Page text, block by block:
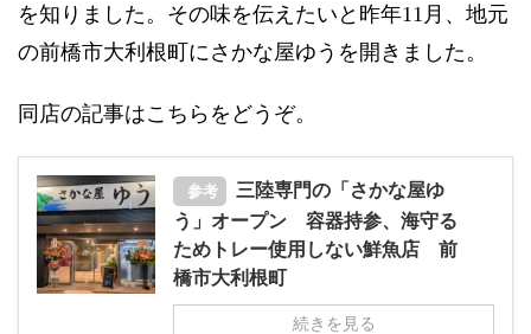
を知りました。その味を伝えたいと昨年11月、地元
の前橋市大利根町にさかな屋ゆうを開きました。
同店の記事はこちらをどうぞ。
参考
三陸専門の「さかな屋ゆ
う」オープン 容器持参、海守る
ためトレー使用しない鮮魚店 前
橋市大利根町
続きを見る